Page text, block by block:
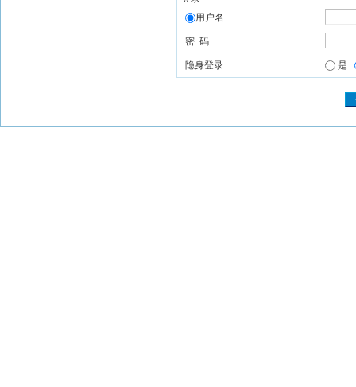
用户名
密 码
隐身登录 是